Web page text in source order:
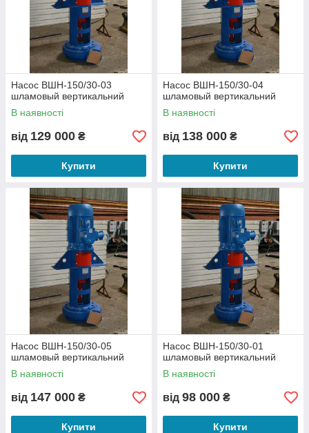
Насос ВШН-150/30-03
шламовый вертикальний
В наявності
від 129 000 ₴
Купити
Насос ВШН-150/30-04
шламовый вертикальний
В наявності
від 138 000 ₴
Купити
Насос ВШН-150/30-05
шламовый вертикальний
В наявності
від 147 000 ₴
Купити
Насос ВШН-150/30-01
шламовый вертикальний
В наявності
від 98 000 ₴
Купити